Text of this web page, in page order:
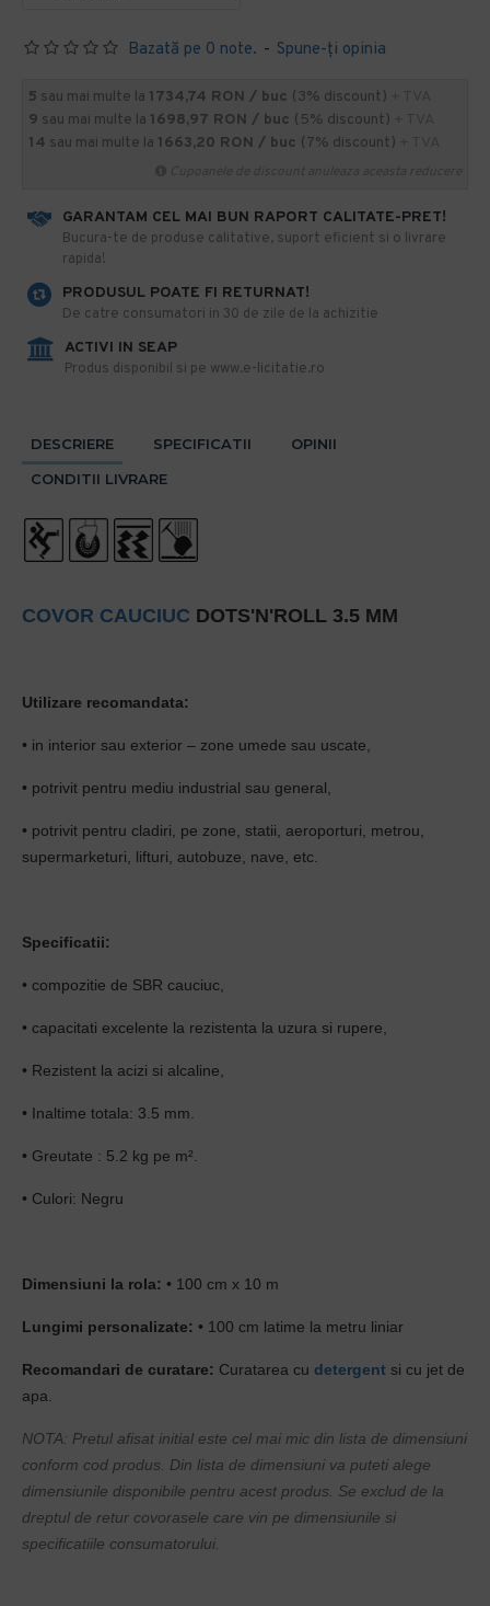
Bazată pe 0 note. - Spune-ţi opinia
5 sau mai multe la 1734,74 RON / buc (3% discount)
9 sau mai multe la 1698,97 RON / buc (5% discount)
14 sau mai multe la 1663,20 RON / buc (7% discount)
GARANTAM CEL MAI BUN RAPORT CALITATE-PRET!
​Bucura-te de produse calitative, suport eficient si o livrare
rapida!
PRODUSUL POATE FI RETURNAT!
De catre consumatori in 30 de zile de la achizitie
ACTIVI IN SEAP
Produs disponibil si pe www.e-licitatie.ro
DESCRIERE SPECIFICATII
OPINII
CONDITII LIVRARE
COVOR CAUCIUC DOTS'N'ROLL 3.5 MM
Utilizare recomandata:
• in interior sau exterior – zone umede sau uscate,
• potrivit pentru mediu industrial sau general,
• potrivit pentru cladiri, pe zone, statii, aeroporturi, metrou,
supermarketuri, lifturi, autobuze, nave, etc.
Specificatii:
• compozitie de SBR cauciuc,
• capacitati excelente la rezistenta la uzura si rupere,
• Rezistent la acizi si alcaline,
• Inaltime totala: 3.5 mm.
• Greutate : 5.2 kg pe m².
• Culori: Negru
Dimensiuni la rola: • 100 cm x 10 m
Lungimi personalizate: • 100 cm latime la metru liniar
Recomandari de curatare: Curatarea cu detergent si cu jet de
apa.
NOTA: Pretul afisat initial este cel mai mic din lista de dimensiuni
conform cod produs. Din lista de dimensiuni va puteti alege
dimensiunile disponibile pentru acest produs. Se exclud de la
dreptul de retur covorasele care vin pe dimensiunile si
specificatiile consumatorului.